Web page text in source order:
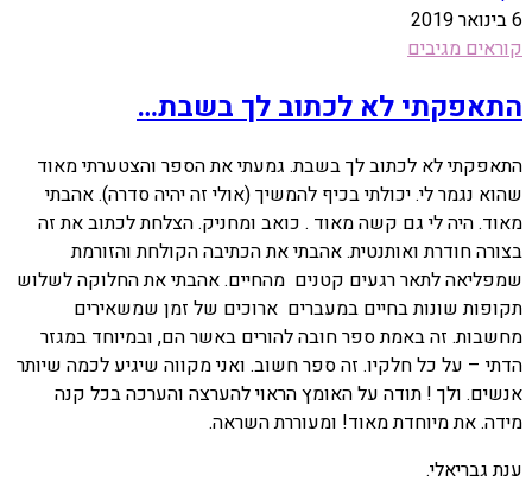
6 בינואר 2019
קוראים מגיבים
התאפקתי לא לכתוב לך בשבת…
התאפקתי לא לכתוב לך בשבת. גמעתי את הספר והצטערתי מאוד
שהוא נגמר לי. יכולתי בכיף להמשיך (אולי זה יהיה סדרה). אהבתי
מאוד. היה לי גם קשה מאוד . כואב ומחניק. הצלחת לכתוב את זה
בצורה חודרת ואותנטית. אהבתי את הכתיבה הקולחת והזורמת
שמפליאה לתאר רגעים קטנים מהחיים. אהבתי את החלוקה לשלוש
תקופות שונות בחיים במעברים ארוכים של זמן שמשאירים
מחשבות. זה באמת ספר חובה להורים באשר הם, ובמיוחד במגזר
הדתי – על כל חלקיו. זה ספר חשוב. ואני מקווה שיגיע לכמה שיותר
אנשים. ולך ! תודה על האומץ הראוי להערצה והערכה בכל קנה
מידה. את מיוחדת מאוד! ומעוררת השראה.
ענת גבריאלי.